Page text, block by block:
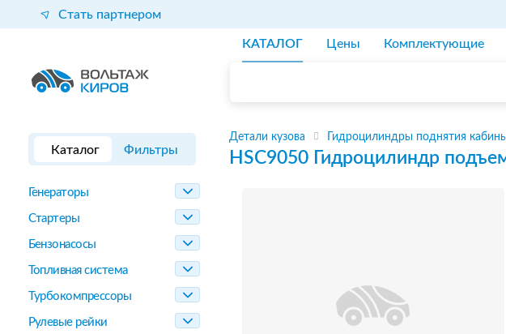
Стать партнером
КАТАЛОГ Цены Комплектующие
Каталог Фильтры
Генераторы
Стартеры
Бензонасосы
Топливная система
Турбокомпрессоры
Рулевые рейки
Детали кузова Гидроцилиндры поднятия
HSC9050 Гидроцилиндр